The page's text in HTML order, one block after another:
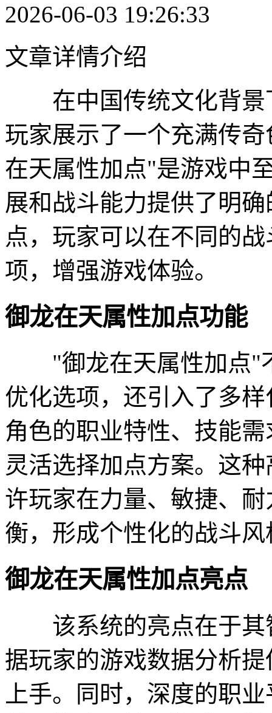
2026-06-03 19:26:33
文章详情介绍
在中国传统文化背景
玩家展示了一个充满传
在天属性加点"是游戏中
展和战斗能力提供了明
点，玩家可以在不同的
项，增强游戏体验。
御龙在天属性加点功能
"御龙在天属性加点"
优化选项，还引入了多
角色的职业特性、技能
灵活选择加点方案。这
许玩家在力量、敏捷、
衡，形成个性化的战斗风
御龙在天属性加点亮点
该系统的亮点在于其
据玩家的游戏数据分析
上手。同时，深度的职